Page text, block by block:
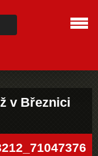
v Březnici